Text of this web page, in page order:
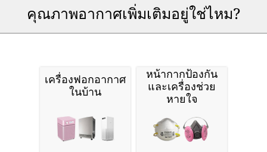
คุณภาพอากาศเพิ่มเติมอยู่ใช่ไหม?
เครื่องฟอกอากาศ
ในบ้าน
หน้ากากป้องกัน
และเครื่องช่วย
หายใจ